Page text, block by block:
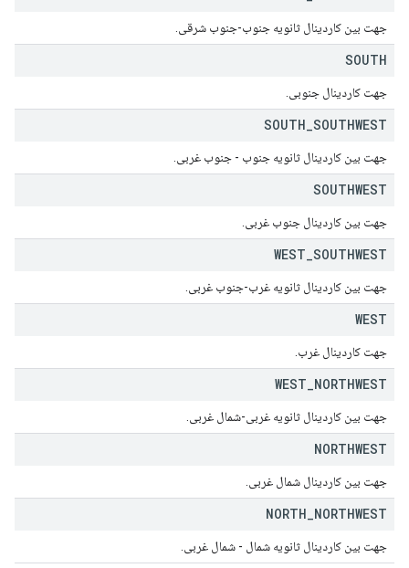
جهت بین کاردینال ثانویه جنوب-جنوب شرقی.
SOUTH
جهت کاردینال جنوبی.
SOUTH SOUTHWEST
جهت بین کاردینال ثانویه جنوب - جنوب غربی.
SOUTHWEST
جهت بین کاردینال جنوب غربی.
WEST SOUTHWEST
جهت بین کاردینال ثانویه غرب-جنوب غربی.
WEST
جهت کاردینال غرب.
WEST NORTHWEST
جهت بین کاردینال ثانویه غربی-شمال غربی.
NORTHWEST
جهت بین کاردینال شمال غربی.
NORTH NORTHWEST
جهت بین کاردینال ثانویه شمال - شمال غربی.